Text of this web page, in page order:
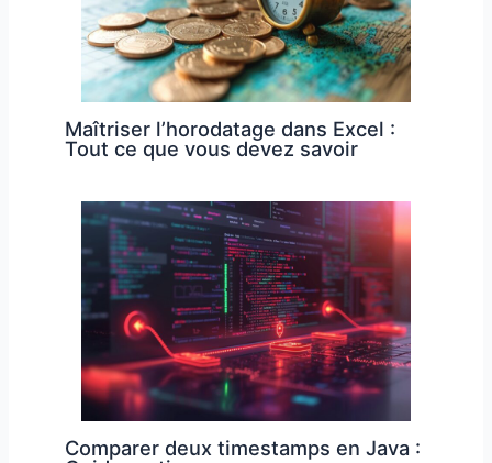
Maîtriser l’horodatage dans Excel :
Tout ce que vous devez savoir
Comparer deux timestamps en Java :